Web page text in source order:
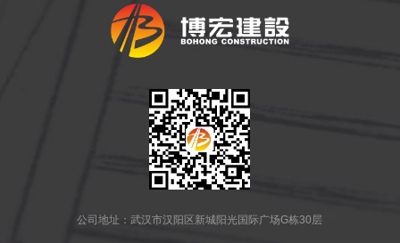
公司地址：武汉市汉阳区新城阳光国际广场G栋30层